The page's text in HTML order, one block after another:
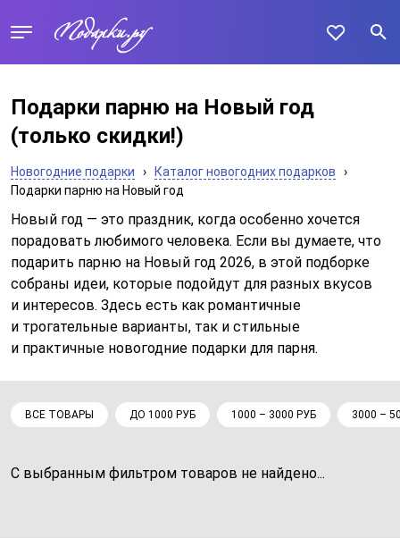
Подарки парню на Новый год
(только скидки!)
Новогодние подарки › Каталог новогодних подарков
›
Подарки парню на Новый год
Новый год — это праздник, когда особенно хочется
порадовать любимого человека. Если вы думаете, что
подарить парню на Новый год 2026, в этой подборке
собраны идеи, которые подойдут для разных вкусов
и интересов. Здесь есть как романтичные
и трогательные варианты, так и стильные
и практичные новогодние подарки для парня.
ВСЕ ТОВАРЫ ДО 1000 РУБ 1000 – 3000 РУБ 3000 –
С выбранным фильтром товаров не найдено...